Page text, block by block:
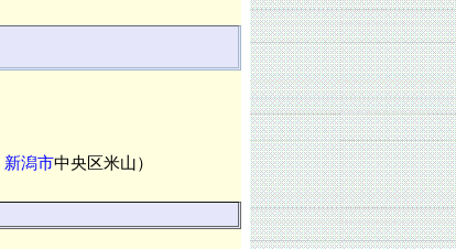
新潟市中央区米山）